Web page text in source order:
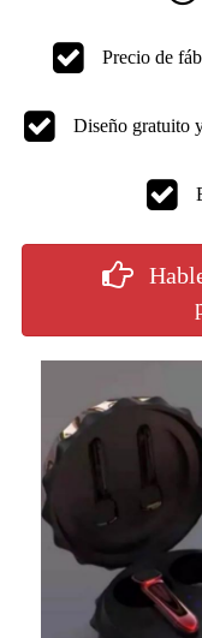
Precio de
Diseño gratuito